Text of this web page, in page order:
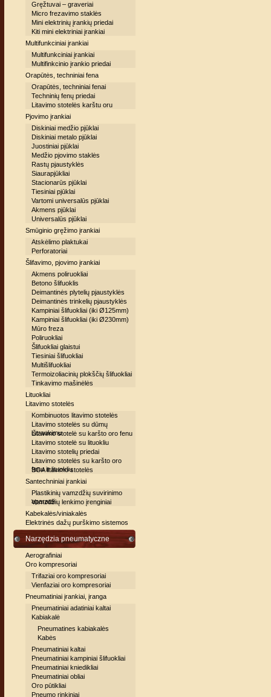
Gręžtuvai – graveriai
Micro frezavimo staklės
Mini elektrinių įrankių priedai
Kiti mini elektriniai įrankiai
Multifunkciniai įrankiai
Multifunkciniai įrankiai
Multifinkcinio įrankio priedai
Orapūtės, techniniai fena
Orapūtės, techniniai fenai
Techninių fenų priedai
Litavimo stotelės karštu oru
Pjovimo įrankiai
Diskiniai medžio pjūklai
Diskiniai metalo pjūklai
Juostiniai pjūklai
Medžio pjovimo staklės
Rastų pjaustyklės
Siaurapjūkliai
Stacionarūs pjūklai
Tiesiniai pjūklai
Vartomi universalūs pjūklai
Akmens pjūklai
Universalūs pjūklai
Smūginio gręžimo įrankiai
Atskėlimo plaktukai
Perforatoriai
Šlifavimo, pjovimo įrankiai
Akmens poliruokliai
Betono šlifuoklis
Deimantinės plytelių pjaustyklės
Deimantinės trinkelių pjaustyklės
Kampiniai šlifuokliai (iki Ø125mm)
Kampiniai šlifuokliai (iki Ø230mm)
Mūro freza
Poliruokliai
Šlifuokliai glaistui
Tiesiniai šlifuokliai
Multišlifuokliai
Termoizoliacinių plokščių šlifuokliai
Tinkavimo mašinėlės
Lituokliai
Litavimo stotelės
Kombinuotos litavimo stotelės
Litavimo stotelės su dūmų
ištraukimu
Litavimo stotelė su karšto oro fenu
Litavimo stotelė su lituokliu
Litavimo stotelių priedai
Litavimo stotelės su karšto oro
fenu ir lituokliu
BGA litavimo stotelės
Santechniniai įrankiai
Plastikinių vamzdžių suvirinimo
aparatai
Vamzdžių lenkimo įrenginiai
Kabekalės/viniakalės
Elektrinės dažų purškimo sistemos
Narzędzia pneumatyczne
Aerografiniai
Oro kompresoriai
Trifaziai oro kompresoriai
Vienfaziai oro kompresoriai
Pneumatiniai įrankiai, įranga
Pneumatiniai adatiniai kaltai
Kabiakalė
Pneumatines kabiakalės
Kabės
Pneumatiniai kaltai
Pneumatiniai kampiniai šlifuokliai
Pneumatiniai kniedikliai
Pneumatiniai obliai
Oro pūtikliai
Pneumo rinkiniai